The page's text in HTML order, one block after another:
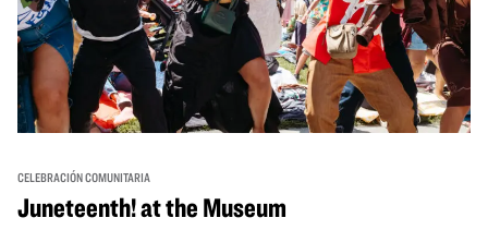
CELEBRACIÓN COMUNITARIA
Juneteenth! at the Museum